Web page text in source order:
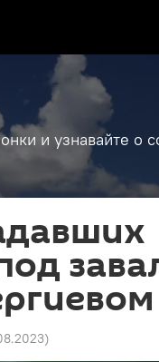
и узнавайте о
)